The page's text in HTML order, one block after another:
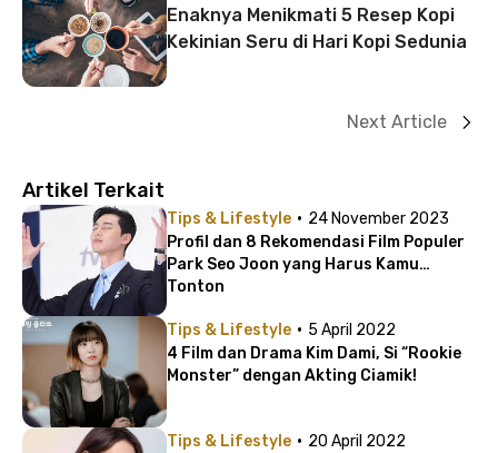
Enaknya Menikmati 5 Resep Kopi
Kekinian Seru di Hari Kopi Sedunia
Next Article
Artikel Terkait
Tips & Lifestyle · 24 November 2023
Profil dan 8 Rekomendasi Film Populer
Park Seo Joon yang Harus Kamu
Tonton
Tips & Lifestyle · 5 April 2022
4 Film dan Drama Kim Dami, Si “Rookie
Monster” dengan Akting Ciamik!
Tips & Lifestyle · 20 April 2022